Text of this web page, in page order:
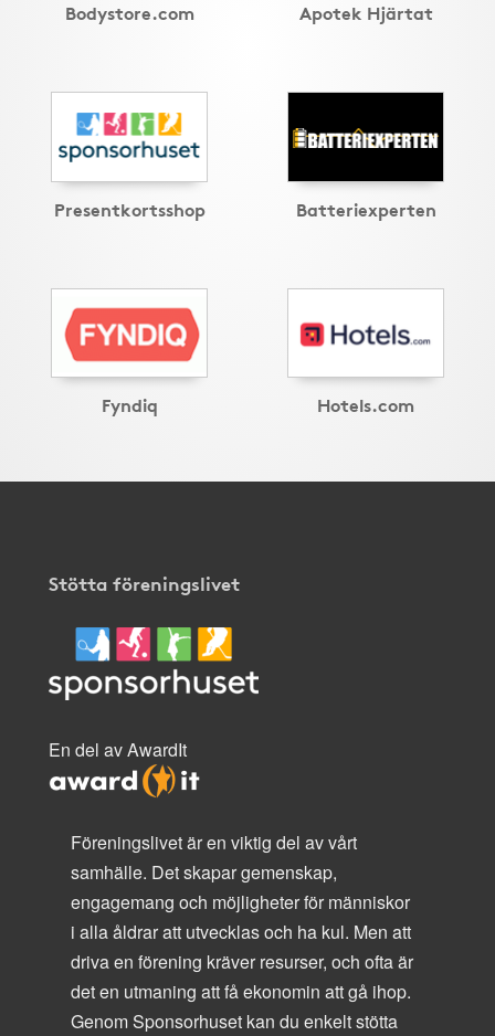
Bodystore.com Apotek Hjärtat
Presentkortsshop Batteriexperten
Fyndiq Hotels.com
Stötta föreningslivet
En del av AwardIt
Föreningslivet är en viktig del av vårt
samhälle. Det skapar gemenskap,
engagemang och möjligheter för människor
i alla åldrar att utvecklas och ha kul. Men att
driva en förening kräver resurser, och ofta är
det en utmaning att få ekonomin att gå ihop.
Genom Sponsorhuset kan du enkelt stötta